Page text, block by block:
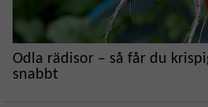
Odla rädisor – så får du
snabbt